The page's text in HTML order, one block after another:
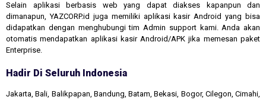
Selain aplikasi berbasis web yang dapat diakses kapanpun dan
dimanapun, YAZCORP.id juga memiliki aplikasi kasir Android yang bisa
didapatkan dengan menghubungi tim Admin support kami. Anda akan
otomatis mendapatkan aplikasi kasir Android/APK jika memesan paket
Enterprise.
Hadir Di Seluruh Indonesia
Jakarta, Bali, Balikpapan, Bandung, Batam, Bekasi, Bogor, Cilegon, Cimahi,